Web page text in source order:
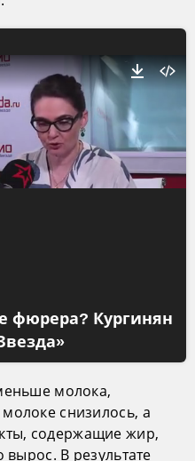
фюрера? Кургинян
молока,
снизилось, а
содержащие жир,
вырос. В результате